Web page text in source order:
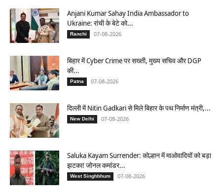
Anjani Kumar Sahay India Ambassador to
Ukraine: रांची के बेटे को...
Ranchi 07-08-2026
बिहार में Cyber Crime पर सख्ती, मुख्य सचिव और DGP
की...
Patna 07-08-2026
दिल्ली में Nitin Gadkari से मिले बिहार के पथ निर्माण मंत्री,...
New Delhi 07-08-2026
Saluka Kayam Surrender: कोल्हान में माओवादियों को बड़ा
झटका! जोनल कमांडर...
West Singhbhum 07-08-2026